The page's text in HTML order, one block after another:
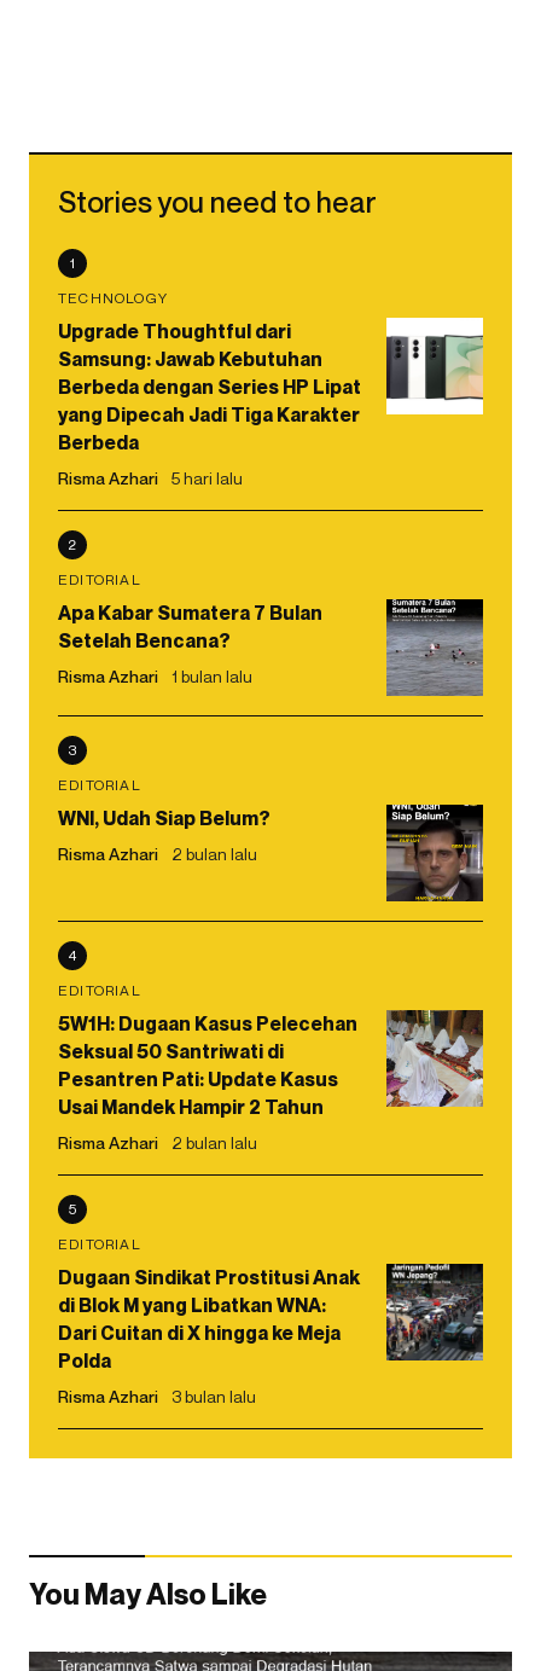
Stories you need to hear
1
TECHNOLOGY
Upgrade Thoughtful dari
Samsung: Jawab Kebutuhan
Berbeda dengan Series HP Lipat
yang Dipecah Jadi Tiga Karakter
Berbeda
Risma Azhari 5 hari lalu
2
EDITORIAL
Apa Kabar Sumatera 7 Bulan
Setelah Bencana?
Risma Azhari 1 bulan lalu
3
EDITORIAL
WNI, Udah Siap Belum?
Risma Azhari 2 bulan lalu
4
EDITORIAL
5W1H: Dugaan Kasus Pelecehan
Seksual 50 Santriwati di
Pesantren Pati: Update Kasus
Usai Mandek Hampir 2 Tahun
Risma Azhari 2 bulan lalu
5
EDITORIAL
Dugaan Sindikat Prostitusi Anak
di Blok M yang Libatkan WNA:
Dari Cuitan di X hingga ke Meja
Polda
Risma Azhari 3 bulan lalu
You May Also Like